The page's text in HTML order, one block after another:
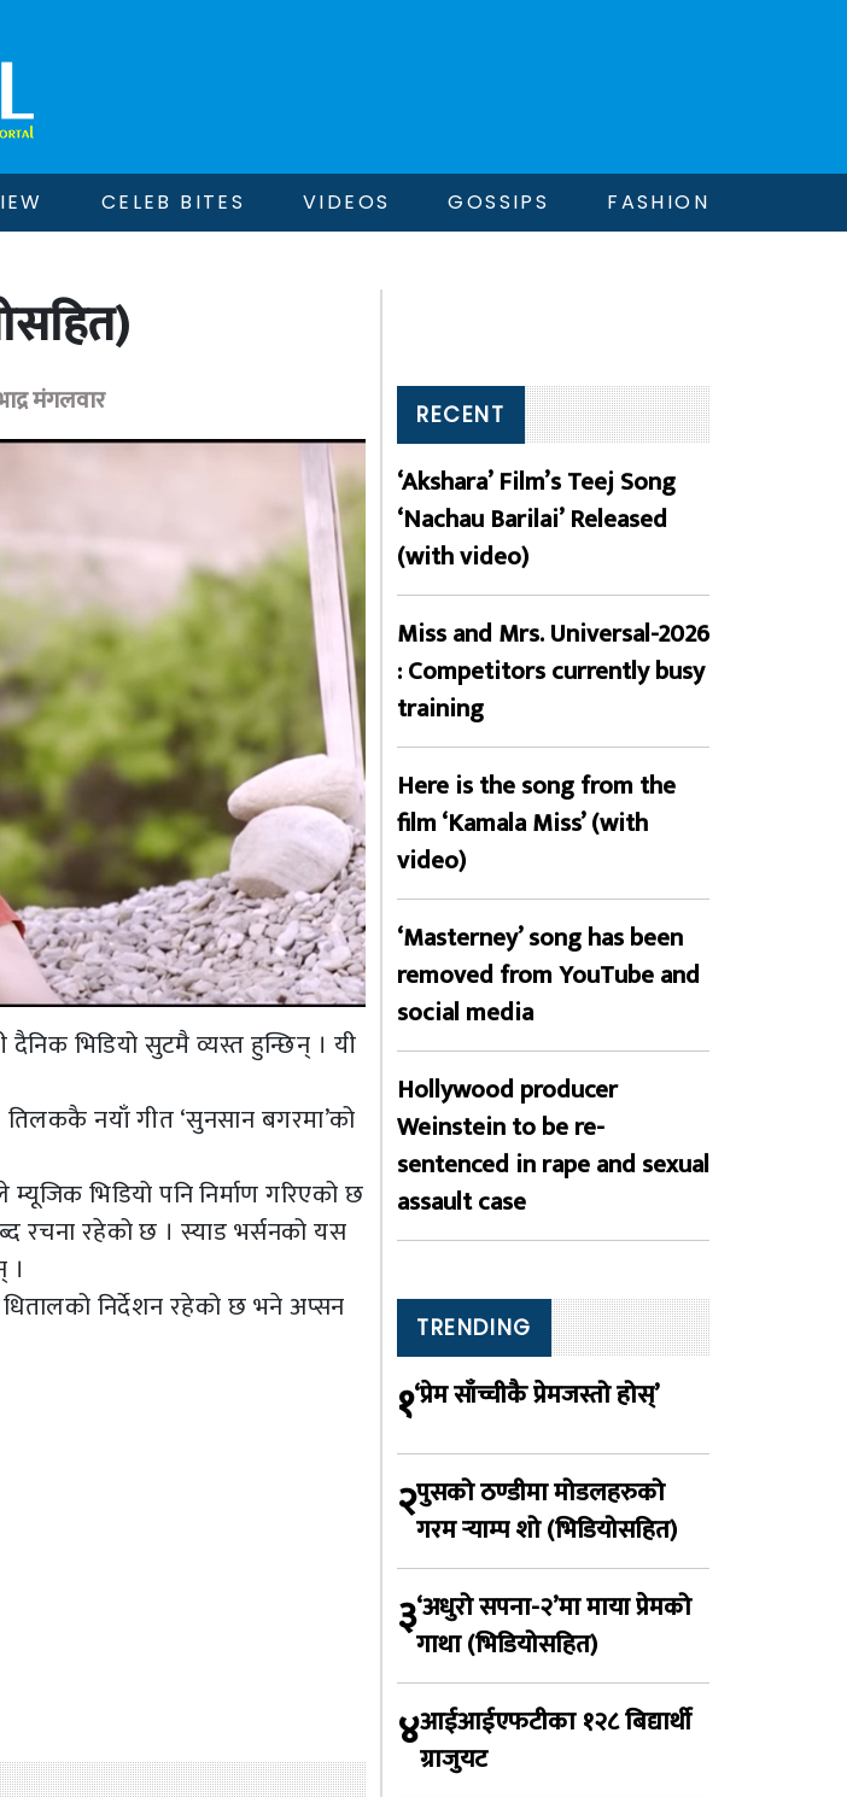
CELEB BITES VIDEOS GOSSIPS FASHION
मंगलवार
दैनिक भिडियो सुटमै व्यस्त हुन्छिन् । यी
नयाँ गीत ‘सुनसान बगरमा’को
भिडियो पनि निर्माण गरिएको छ
रचना रहेको छ । स्याड भर्सनको यस
।
धितालको निर्देशन रहेको छ भने अप्सन
RECENT
‘Akshara’ Film’s Teej Song
‘Nachau Barilai’ Released
(with video)
Miss and Mrs. Universal-2026
: Competitors currently busy
training
Here is the song from the
film ‘Kamala Miss’ (with
video)
‘Masterney’ song has been
removed from YouTube and
social media
Hollywood producer
Weinstein to be re-
sentenced in rape and sexual
assault case
TRENDING
१‘प्रेम साँच्चीकै प्रेमजस्तो होस्’
२पुसको ठण्डीमा मोडलहरुको
गरम र्‍याम्प शो (भिडियोसहित)
३‘अधुरो सपना-२’मा माया प्रेमको
गाथा (भिडियोसहित)
४आईआईएफटीका १२८ बिद्यार्थी
ग्राजुयट